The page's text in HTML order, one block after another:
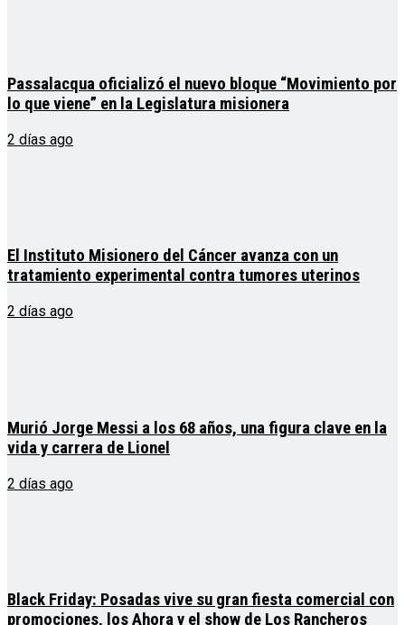
Passalacqua oficializó el nuevo bloque “Movimiento por
lo que viene” en la Legislatura misionera
2 días ago
El Instituto Misionero del Cáncer avanza con un
tratamiento experimental contra tumores uterinos
2 días ago
Murió Jorge Messi a los 68 años, una figura clave en la
vida y carrera de Lionel
2 días ago
Black Friday: Posadas vive su gran fiesta comercial con
promociones, los Ahora y el show de Los Rancheros